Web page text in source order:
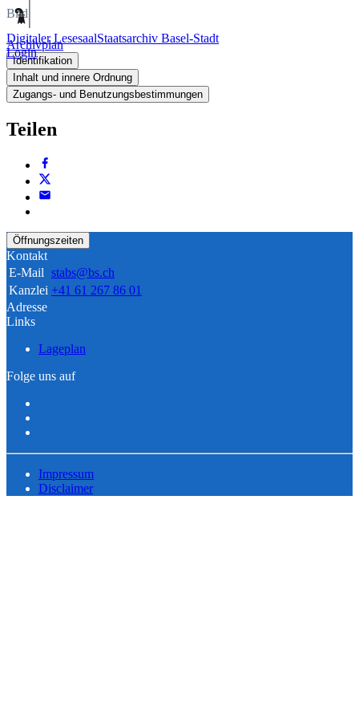
Digitaler LesesaalStaatsarchiv Basel-Stadt
Login
Bild
Archivplan
Identifikation
Inhalt und innere Ordnung
Zugangs- und Benutzungsbestimmungen
Teilen
Öffnungszeiten
Kontakt
E-Mail stabs@bs.ch
Kanzlei +41 61 267 86 01
Adresse
Links
Lageplan
Folge uns auf
Impressum
Disclaimer